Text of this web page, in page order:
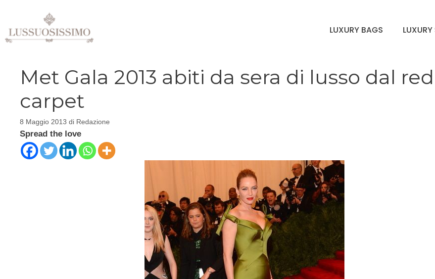
contenuto
LUXURY BAGS LUXURY
Met Gala 2013 abiti da sera di lusso dal red
carpet
8 Maggio 2013 di Redazione
Spread the love